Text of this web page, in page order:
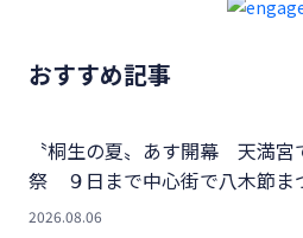
おすすめ記事
〝桐生の夏〟あす開幕 天満宮
祭 ９日まで中心街で八木節ま
2026.08.06